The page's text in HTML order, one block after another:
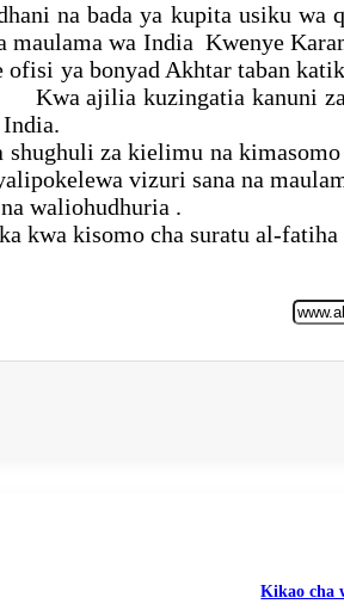
na bada ya kupita usiku
na
ya bonyad Akhtar taban
kanuni za kiafya
wa India. Katika kikao
shughuli za kielimu na
vizuri sana na
waliohudhuria .
kisomo cha suratu al-fatiha
Kikao cha